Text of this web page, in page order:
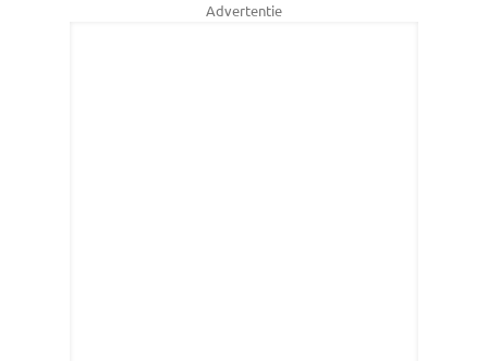
Advertentie